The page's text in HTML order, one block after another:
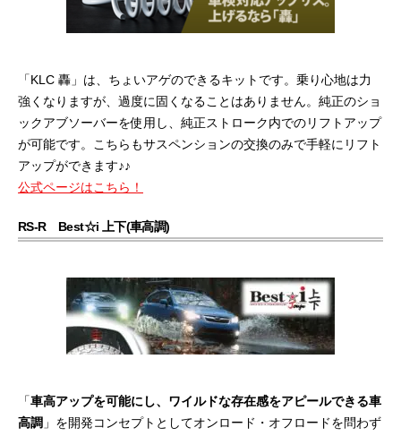
「KLC 轟」は、ちょいアゲのできるキットです。乗り心地は力
強くなりますが、過度に固くなることはありません。純正のショ
ックアブソーバーを使用し、純正ストローク内でのリフトアップ
が可能です。こちらもサスペンションの交換のみで手軽にリフト
アップができます♪♪
公式ページはこちら！
RS-R Best☆i 上下(車高調)
「車高アップを可能にし、ワイルドな存在感をアピールできる車
高調 」を開発コンセプトとしてオンロード・オフロードを問わず